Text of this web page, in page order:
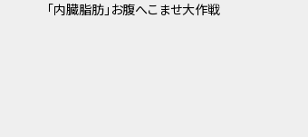
「内臓脂肪」お腹へこませ大作戦